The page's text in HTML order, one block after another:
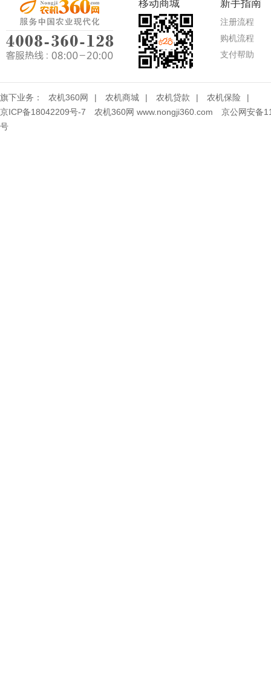
移动商城 新手指南
注册流程
购机流程
支付帮助
旗下业务： 农机360网 | 农机商城 | 农机贷款 | 农机保险
|
京ICP备18042209号-7 农机360网 www.nongji360.com 京公网安备
号